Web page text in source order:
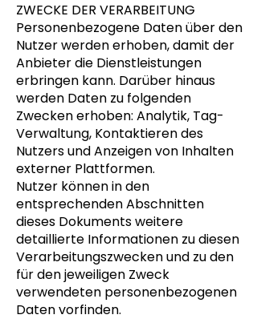
ZWECKE DER VERARBEITUNG
Personenbezogene Daten über den
Nutzer werden erhoben, damit der
Anbieter die Dienstleistungen
erbringen kann. Darüber hinaus
werden Daten zu folgenden
Zwecken erhoben: Analytik, Tag-
Verwaltung, Kontaktieren des
Nutzers und Anzeigen von Inhalten
externer Plattformen.
Nutzer können in den
entsprechenden Abschnitten
dieses Dokuments weitere
detaillierte Informationen zu diesen
Verarbeitungszwecken und zu den
für den jeweiligen Zweck
verwendeten personenbezogenen
Daten vorfinden.